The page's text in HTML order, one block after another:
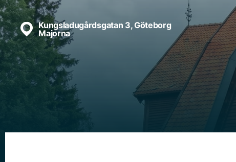
Kungsladugårdsgatan 3, Göteborg
Majorna